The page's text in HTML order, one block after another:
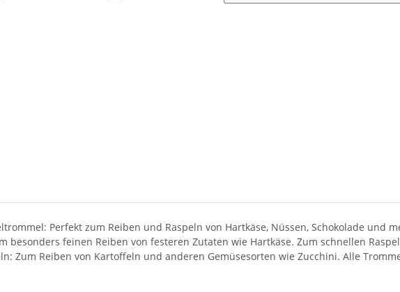
Perfekt zum Reiben und Raspeln von Hartkäse, Nüssen, Schokolade und
besonders feinen Reiben von festeren Zutaten wie Hartkäse. Zum schnellen
Zum Reiben von Kartoffeln und anderen Gemüsesorten wie Zucchini. Alle